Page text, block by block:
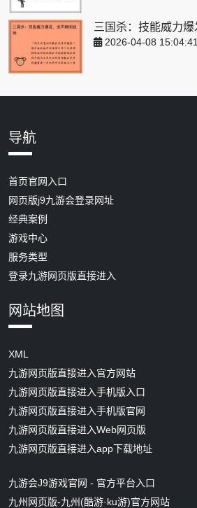
三国杀：技能威力
2026-04-08 15:04:41
导航
首页官网入口
网页版j9九游会登录网址
经典案例
游戏中心
服务类型
登录九游网页版直接进入
网站地图
XML
九游网页版直接进入官方网站
九游网页版直接进入手机版入口
九游网页版直接进入手机版官网
九游网页版直接进入Web网页版
九游网页版直接进入app下载地址
九游会J9游戏官网 - 官方平台入口
九州网页版-九州(酷游·ku游)官方网站